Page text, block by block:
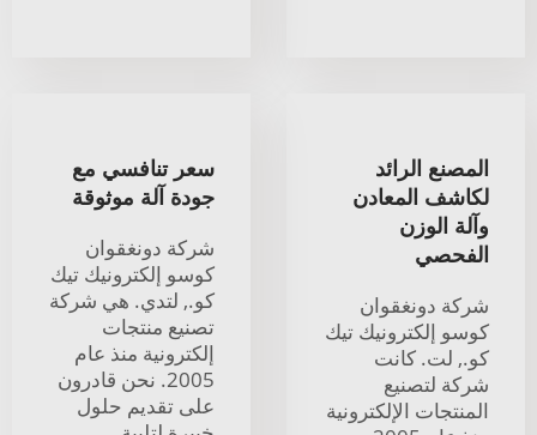
المصنع الرائد
لكاشف المعادن
وآلة الوزن
الفحصي
شركة دونغقوان
كوسو إلكترونيك تيك
كو., لت. كانت
شركة لتصنيع
المنتجات الإلكترونية
سعر تنافسي مع
جودة آلة موثوقة
شركة دونغقوان
كوسو إلكترونيك تيك
كو., لتدي. هي شركة
تصنيع منتجات
إلكترونية منذ عام
2005. نحن قادرون
على تقديم حلول